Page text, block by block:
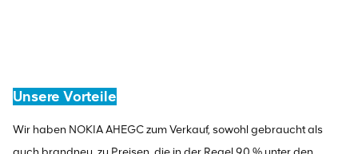
Unsere Vorteile
Wir haben NOKIA AHEGC zum Verkauf, sowohl gebraucht als